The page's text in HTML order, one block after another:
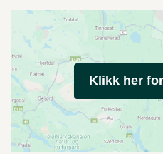
Klikk her